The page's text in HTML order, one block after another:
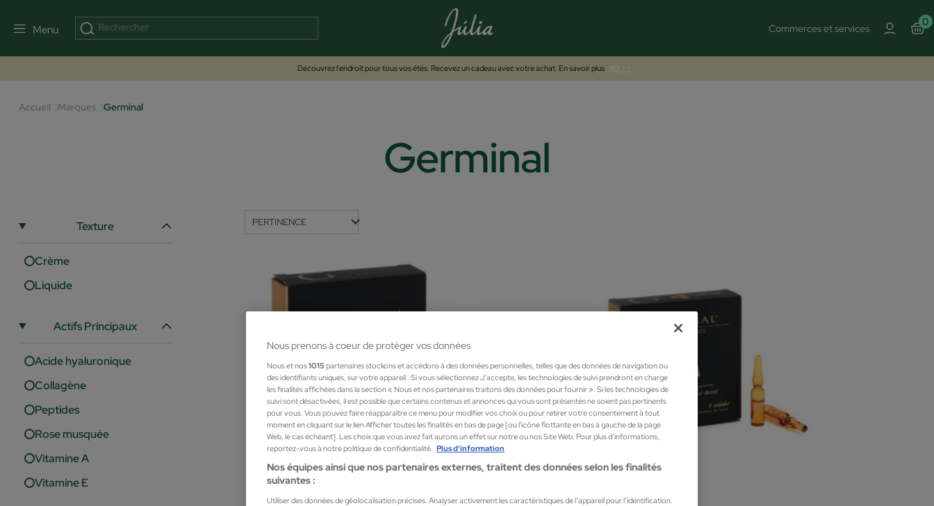
Menu Commerces et services
0
Découvrez l'endroit pour tous vos étés. Recevez un cadeau avec votre achat. En savoir plus ICI >>
Accueil Marques Germinal
Germinal
Texture
Crème
Liquide
Actifs Principaux
Acide hyaluronique
Collagène
Peptides
Rose musquée
Vitamine A
Vitamine E
Germinal Germinal
Nous prenons à coeur de protéger vos données
Nous et nos1015 partenaires stockons et accédons à des données personnelles, telles que des données de navigation ou
des identifiants uniques, sur votre appareil . Si vous sélectionnez J'accepte, les technologies de suivi prendront en charge
les finalités affichées dans la section « Nous et nos partenaires traitons des données pour fournir ». Si les technologies de
suivi sont désactivées, il est possible que certains contenus et annonces qui vous sont présentés ne soient pas pertinents
pour vous. Vous pouvez faire réapparaître ce menu pour modifier vos choix ou pour retirer votre consentement à tout
moment en cliquant sur le lien Afficher toutes les finalités en bas de page [ou l'icône flottante en bas à gauche de la page
Web, le cas échéant]. Les choix que vous avez fait aurons un effet sur notre ou nos Site Web. Pour plus d’informations,
reportez-vous à notre politique de confidentialité. Plus d'information
Nos équipes ainsi que nos partenaires externes, traitent des données selon les finalités
suivantes :
Utiliser des données de géolocalisation précises. Analyser activement les caractéristiques de l’appareil pour l’identification.